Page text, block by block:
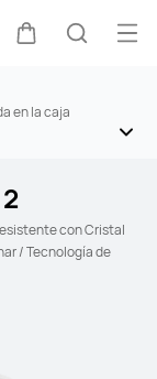
en la caja
con Cristal
/ Tecnología de